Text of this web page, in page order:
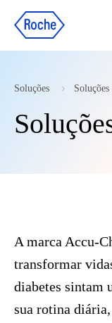
Soluções
A marca Accu-
transformar
diabetes sintam
sua rotina